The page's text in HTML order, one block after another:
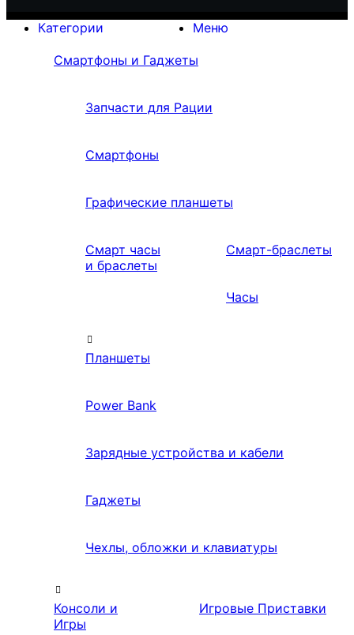
Меню
Категории
Смартфоны и Гаджеты
Запчасти для Рации
Смартфоны
Графические планшеты
Смарт часы
и браслеты
Смарт-браслеты
Часы
Планшеты
Power Bank
Зарядные устройства и кабели
Гаджеты
Чехлы, обложки и клавиатуры
Консоли и
Игры
Игровые Приставки